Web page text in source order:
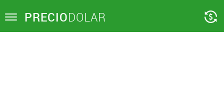
Toggle PRECIODOLAR